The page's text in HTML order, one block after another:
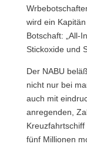
wird ein
Botschaft: „All-
Stickoxide und
Der NABU
nicht nur bei
auch mit
anregenden,
fünf Millionen